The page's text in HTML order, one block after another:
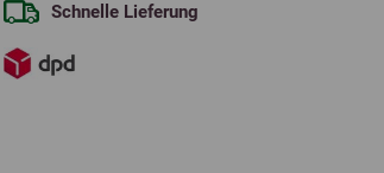
Schnelle Lieferung